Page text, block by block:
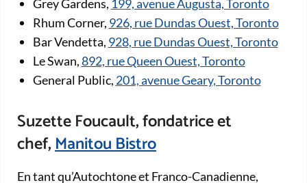
Grey Gardens, 199, avenue Augusta, Toronto
Rhum Corner, 926, rue Dundas Ouest, Toronto
Bar Vendetta, 928, rue Dundas Ouest, Toronto
Le Swan,892, rue Queen Ouest, Toronto
General Public, 201, avenue Geary, Toronto
Suzette Foucault, fondatrice et
chef,Manitou Bistro
En tant qu’Autochtone et Franco-Canadienne,